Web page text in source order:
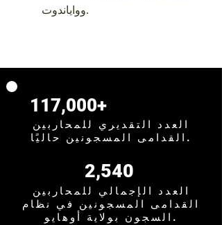
وواياندوت.
117,000+
العدد التقديري للمحاربين
القدامى المسجونين حاليًا.
2,540
العدد الإجمالي للمحاربين
القدامى المسجونين في نظام
السجون بولاية أوهايو.